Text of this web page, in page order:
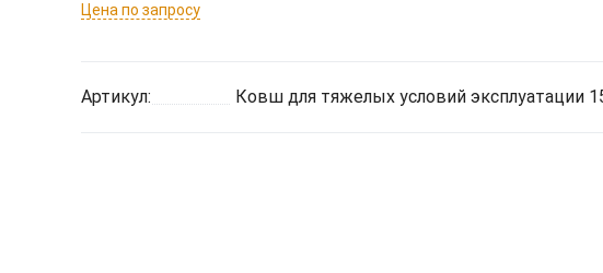
Цена по запросу
Артикул: Ковш для тяжелых условий эксплуатации